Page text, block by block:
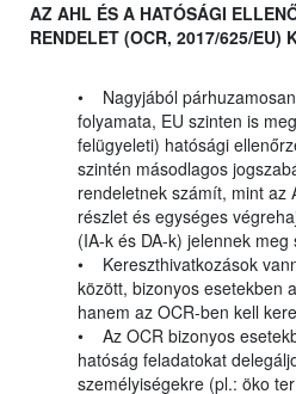
AZ AHL ÉS A HATÓSÁGI
RENDELET (OCR, 2017/625/EU)
• Nagyjából
folyamata, EU szinten is
felügyeleti) hatósági
szintén másodlagos
rendeletnek számít, mint az
részlet és egységes
(IA-k és DA-k) jelennek meg
• Kereszthivatkozások
között, bizonyos esetekben
hanem az OCR-ben kell
• Az OCR bizonyos
hatóság feladatokat
személyiségekre (pl.: öko